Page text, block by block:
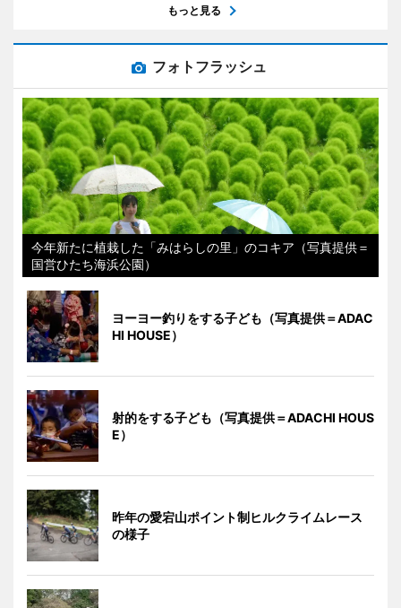
もっと見る
フォトフラッシュ
今年新たに植栽した「みはらしの里」のコキア（写真提供＝
国営ひたち海浜公園）
ヨーヨー釣りをする子ども（写真提供＝ADAC
HI HOUSE）
射的をする子ども（写真提供＝ADACHI HOUS
E）
昨年の愛宕山ポイント制ヒルクライムレース
の様子